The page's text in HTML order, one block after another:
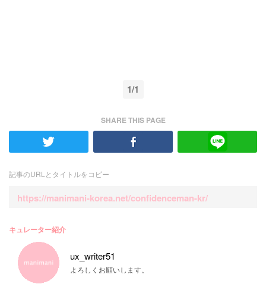
1/1
SHARE THIS PAGE
記事のURLとタイトルをコピー
https://manimani-korea.net/confidenceman-kr/
キュレーター紹介
ux_writer51
よろしくお願いします。